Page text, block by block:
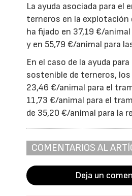
La ayuda asociada para el
terneros en la explotación
ha fijado en 37,19 €/
y en 55,79 €/animal para
En el caso de la ayuda
sostenible de terneros,
23,46 €/animal para el
11,73 €/animal para el
de 35,20 €/animal para la
COMENTARIOS AL
Deja un